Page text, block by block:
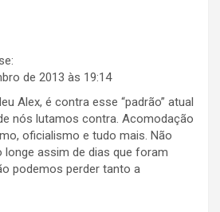
de 2013 às 19:14
Alex, é contra esse “padrão” atual
nós lutamos contra. Acomodação
oficialismo e tudo mais. Não
assim de dias que foram
podemos perder tanto a